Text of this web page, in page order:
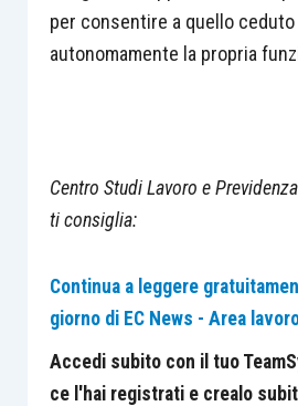
per consentire a quello
autonomamente la propria
Centro Studi Lavoro e
ti consiglia:
Continua a leggere
giorno di EC News - Area
Accedi subito con il tuo
ce l'hai registrati e crealo